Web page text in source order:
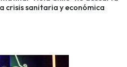
crisis sanitaria y económica